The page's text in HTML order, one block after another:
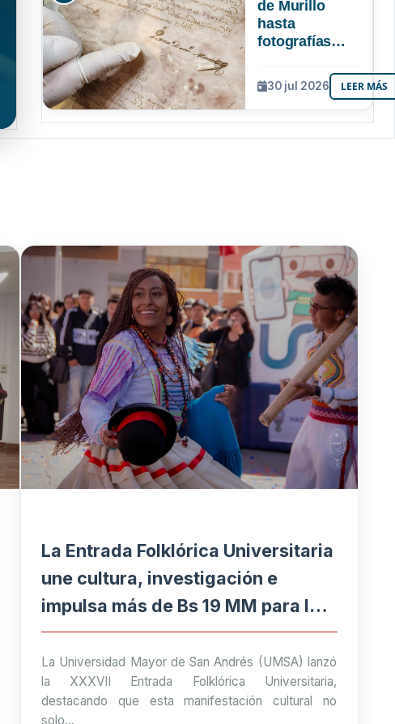
de Murillo
hasta
fotografías
UMSA
resguarda 6
joyas de la
30 jul 2026 LEER MÁS
La Entrada Folklórica Universitaria
une cultura, investigación e
impulsa más de Bs 19 MM para la
economía paceña
La Universidad Mayor de San Andrés (UMSA) lanzó
la XXXVII Entrada Folklórica Universitaria,
destacando que esta manifestación cultural no
solo...